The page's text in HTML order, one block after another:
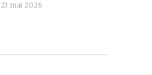
23 mai 2026